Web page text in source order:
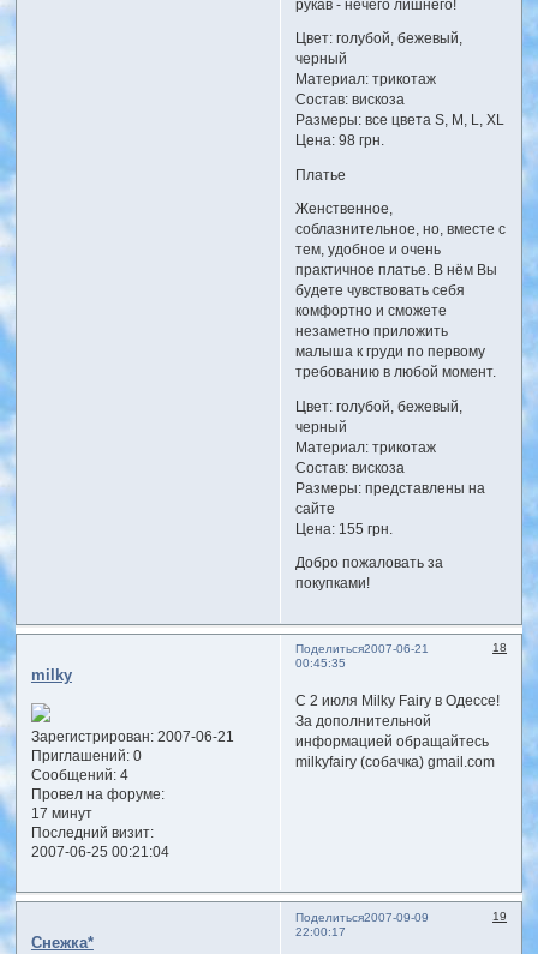
рукав - нечего лишнего!
Цвет: голубой, бежевый,
черный
Материал: трикотаж
Состав: вискоза
Размеры: все цвета S, M, L, XL
Цена: 98 грн.
Платье
Женственное,
соблазнительное, но, вместе с
тем, удобное и очень
практичное платье. В нём Вы
будете чувствовать себя
комфортно и сможете
незаметно приложить
малыша к груди по первому
требованию в любой момент.
Цвет: голубой, бежевый,
черный
Материал: трикотаж
Состав: вискоза
Размеры: представлены на
сайте
Цена: 155 грн.
Добро пожаловать за
покупками!
Поделиться 18
2007-06-21
00:45:35
milky
Зарегистрирован: 2007-06-21
Приглашений:0
Сообщений:4
Провел на форуме:
17 минут
Последний визит:
2007-06-25 00:21:04
С 2 июля Milky Fairy в Одессе!
За дополнительной
информацией обращайтесь
milkyfairy (собачка) gmail.com
Поделиться 19
2007-09-09
22:00:17
Снежка*